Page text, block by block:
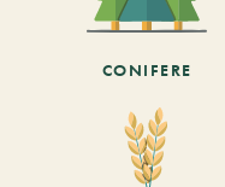
CONIFERE